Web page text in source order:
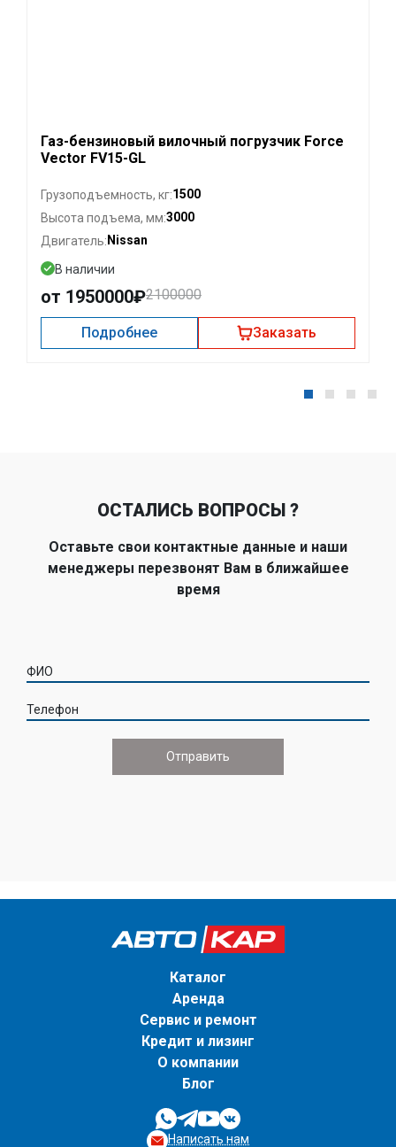
Газ-бензиновый вилочный погрузчик Force
Vector FV15-GL
Грузоподъемность, кг:1500
Высота подъема, мм:3000
Двигатель: Nissan
В наличии
от 1950000₽2100000
Подробнее Заказать
ОСТАЛИСЬ ВОПРОСЫ ?
Оставьте свои контактные данные и наши
менеджеры перезвонят Вам в ближайшее
время
ФИО
Телефон
Каталог
Аренда
Сервис и ремонт
Кредит и лизинг
О компании
Блог
Написать нам